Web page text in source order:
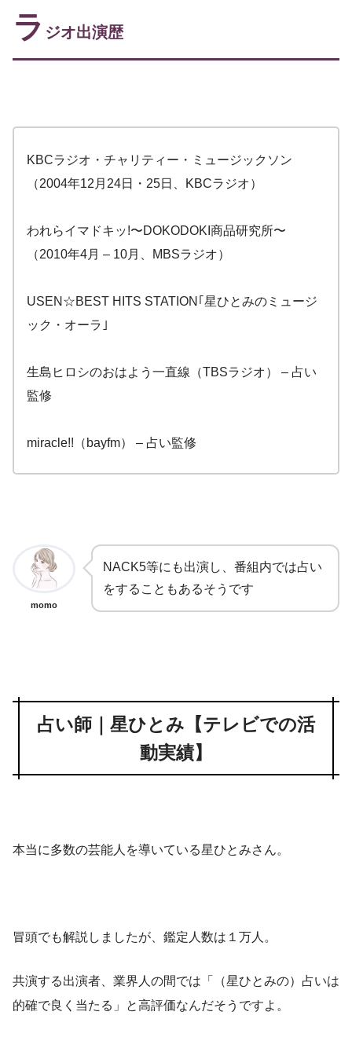
ラ ジオ出演歴
KBCラジオ・チャリティー・ミュージックソン
（2004年12月24日・25日、KBCラジオ）
われらイマドキッ!〜DOKODOKI商品研究所〜
（2010年4月 – 10月、MBSラジオ）
USEN☆BEST HITS STATION｢星ひとみのミュージ
ック・オーラ｣
生島ヒロシのおはよう一直線（TBSラジオ） – 占い
監修
miracle!!（bayfm） – 占い監修
momo
NACK5等にも出演し、番組内では占い
をすることもあるそうです
占い師｜星ひとみ【テレビでの活
動実績】
本当に多数の芸能人を導いている星ひとみさん。
冒頭でも解説しましたが、鑑定人数は１万人。
共演する出演者、業界人の間では「（星ひとみの）占いは
的確で良く当たる」と高評価なんだそうですよ。